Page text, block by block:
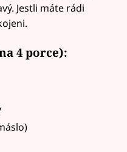
Jestli máte rádi
4 porce):